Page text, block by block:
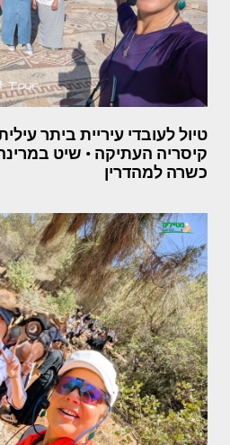
קיסריה העתיקה • שיט
כשרה למהדרין